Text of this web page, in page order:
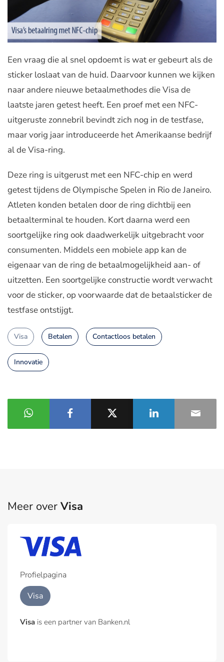
Een vraag die al snel opdoemt is wat er gebeurt als de
sticker loslaat van de huid. Daarvoor kunnen we kijken
naar andere nieuwe betaalmethodes die Visa de
laatste jaren getest heeft. Een proef met een NFC-
uitgeruste zonnebril bevindt zich nog in de testfase,
maar vorig jaar introduceerde het Amerikaanse bedrijf
al de Visa-ring.
Deze ring is uitgerust met een NFC-chip en werd
getest tijdens de Olympische Spelen in Rio de Janeiro.
Atleten konden betalen door de ring dichtbij een
betaalterminal te houden. Kort daarna werd een
soortgelijke ring ook daadwerkelijk uitgebracht voor
consumenten. Middels een mobiele app kan de
eigenaar van de ring de betaalmogelijkheid aan- of
uitzetten. Een soortgelijke constructie wordt verwacht
voor de sticker, op voorwaarde dat de betaalsticker de
testfase ontstijgt.
Visa Betalen Contactloos betalen
Innovatie
Meer over Visa
Profielpagina
Visa
Visa is een partner van Banken.nl